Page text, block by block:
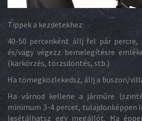
Tippek a kezdetekhez:
40-50 percenként állj fel pár percre,
és/vagy végezz bemelegítésre
(karkörzés, törzsdöntés, stb.)
Ha tömegközlekedsz, állj a buszon/
Ha várnod kellene a járműre
minimum 3-4 percet, tulajdonképpen
lesétálhatsz egy megállót. Ha